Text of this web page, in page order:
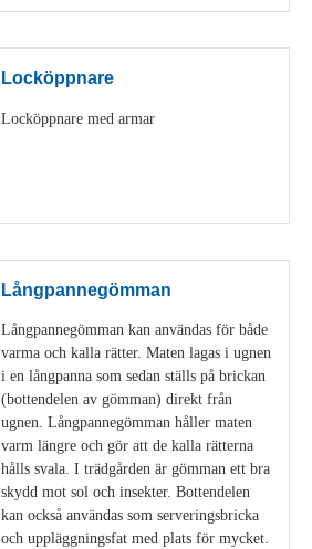
Locköppnare
Locköppnare med armar
Långpannegömman
Långpannegömman kan användas för både
varma och kalla rätter. Maten lagas i ugnen
i en långpanna som sedan ställs på brickan
(bottendelen av gömman) direkt från
ugnen. Långpannegömman håller maten
varm längre och gör att de kalla rätterna
hålls svala. I trädgården är gömman ett bra
skydd mot sol och insekter. Bottendelen
kan också användas som serveringsbricka
och uppläggningsfat med plats för mycket.